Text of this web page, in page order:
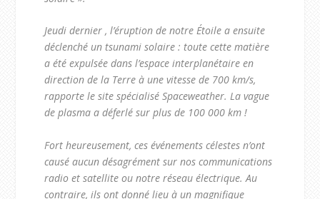
Jeudi dernier , l’éruption de notre Étoile a ensuite
déclenché un tsunami solaire : toute cette matière
a été expulsée dans l’espace interplanétaire en
direction de la Terre à une vitesse de 700 km/s,
rapporte le site spécialisé Spaceweather. La vague
de plasma a déferlé sur plus de 100 000 km !
Fort heureusement, ces événements célestes n’ont
causé aucun désagrément sur nos communications
radio et satellite ou notre réseau électrique. Au
contraire, ils ont donné lieu à un magnifique